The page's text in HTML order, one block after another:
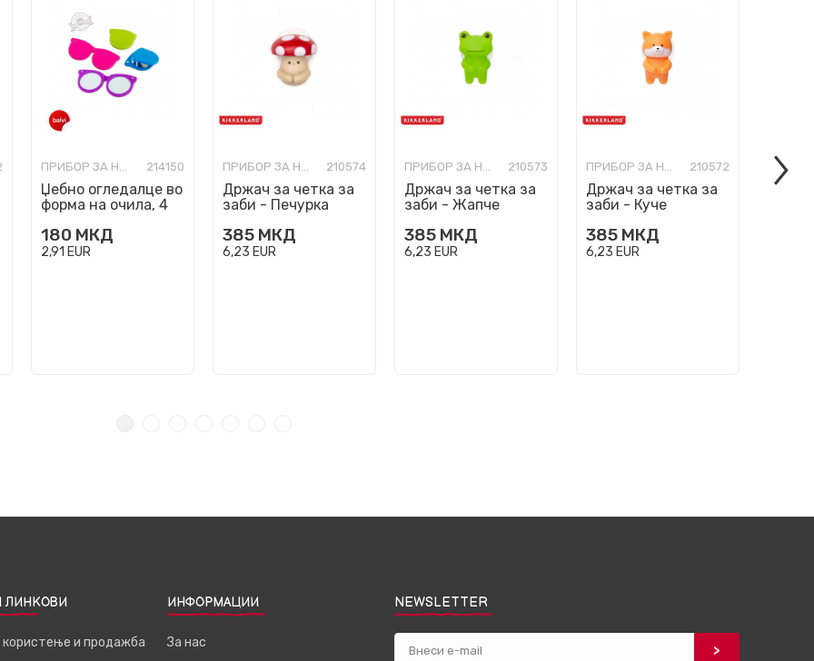
ПРИБОР ЗА НЕГА И УБАВИНА 214150
Џебно огледалце во
форма на очила, 4
180 МКД
2,91 EUR
ПРИБОР ЗА НЕГА И УБАВИНА 210574
Држач за четка за
заби - Печурка
385 МКД
6,23 EUR
ПРИБОР ЗА НЕГА И УБАВИНА 210573
Држач за четка за
заби - Жапче
385 МКД
6,23 EUR
ПРИБОР ЗА НЕГА И УБАВИНА 210572
Држач за четка за
заби - Куче
385 МКД
6,23 EUR
ЛИНКОВИ
користење и продажба
ИНФОРМАЦИИ
За нас
NEWSLETTER